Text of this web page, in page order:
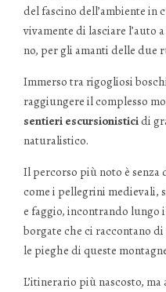
del fascino dell’ambiente in
vivamente di lasciare l’auto
no, per gli amanti delle due
Immerso tra rigogliosi
raggiungere il complesso
sentieri escursionisticidi
naturalistico.
Il percorso più noto è senza
come i pellegrini medievali,
e faggio, incontrando lungo
borgate che ci raccontano
le pieghe di queste
L’itinerario più nascosto,